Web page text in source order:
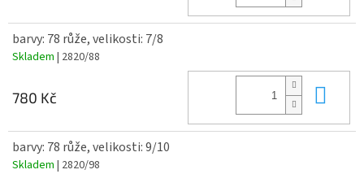
barvy: 78 růže, velikosti: 7/8
Skladem | 2820/88
780 Kč
barvy: 78 růže, velikosti: 9/10
Skladem | 2820/98